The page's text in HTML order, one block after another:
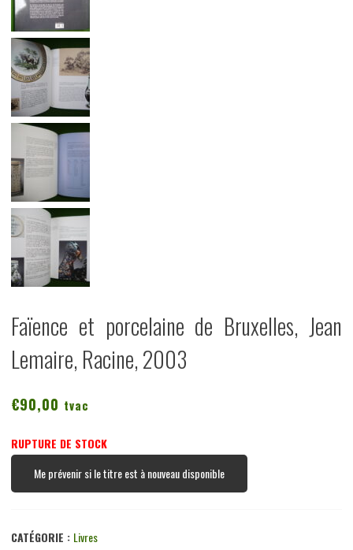
Faïence et porcelaine de Bruxelles, Jean
Lemaire, Racine, 2003
€90,00 tvac
RUPTURE DE STOCK
Me prévenir si le titre est à nouveau disponible
CATÉGORIE : Livres